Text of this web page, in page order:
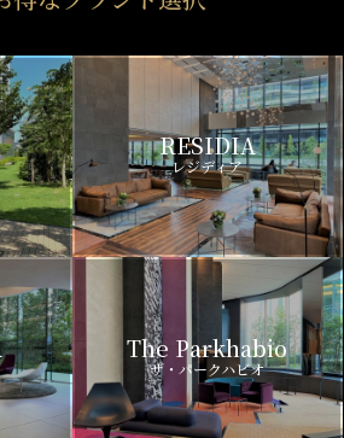
RESIDIA
レジディア
The Parkhabio
ザ・パークハビオ